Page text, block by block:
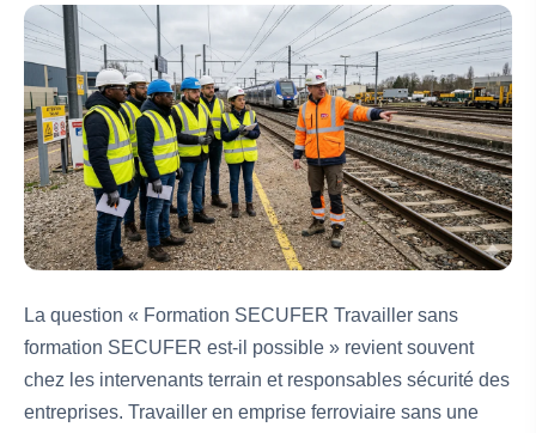
La question « Formation SECUFER Travailler sans
formation SECUFER est-il possible » revient souvent
chez les intervenants terrain et responsables sécurité des
entreprises. Travailler en emprise ferroviaire sans une